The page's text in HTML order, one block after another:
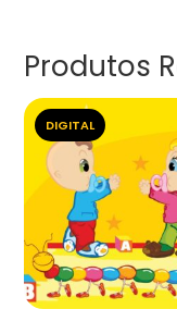
Produtos
DIGITAL